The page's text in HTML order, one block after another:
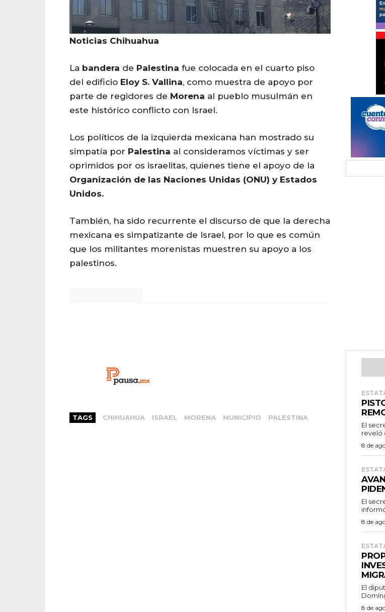
Noticias Chihuahua
La bandera de Palestina fue colocada en el cuarto piso
del edificio Eloy S. Vallina, como muestra de apoyo por
parte de regidores de Morena al pueblo musulmán en
este histórico conflicto con Israel.
Los políticos de la izquierda mexicana han mostrado su
simpatía por Palestina al consideramos víctimas y ser
oprimidos por os israelitas, quienes tiene el apoyo de la
Organización de las Naciones Unidas (ONU) y Estados
Unidos.
También, ha sido recurrente el discurso de que la derecha
mexicana es simpatizante de Israel, por lo que es común
que los militantes morenistas muestren su apoyo a los
palestinos.
TAGS CHIHUAHUA ISRAEL MORENA MUNICIPIO PALESTINA
El
reveló
8 de
El
8 de
El
8 de